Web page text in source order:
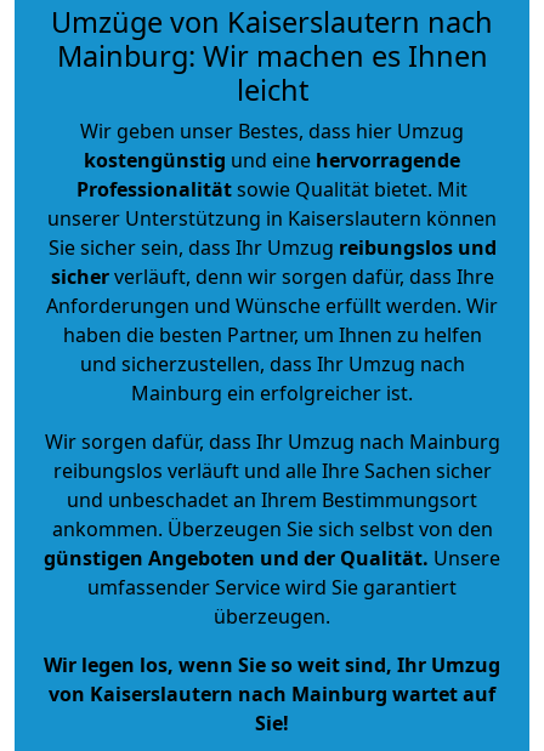
Umzüge von Kaiserslautern nach
Mainburg: Wir machen es Ihnen
leicht
Wir geben unser Bestes, dass hier Umzug
kostengünstig und eine hervorragende
Professionalitätsowie Qualität bietet. Mit
unserer Unterstützung in Kaiserslautern können
Sie sicher sein, dass Ihr Umzug reibungslos und
sicherverläuft, denn wir sorgen dafür, dass Ihre
Anforderungen und Wünsche erfüllt werden. Wir
haben die besten Partner, um Ihnen zu helfen
und sicherzustellen, dass Ihr Umzug nach
Mainburg ein erfolgreicher ist.
Wir sorgen dafür, dass Ihr Umzug nach Mainburg
reibungslos verläuft und alle Ihre Sachen sicher
und unbeschadet an Ihrem Bestimmungsort
ankommen. Überzeugen Sie sich selbst von den
günstigen Angeboten und der Qualität. Unsere
umfassender Service wird Sie garantiert
überzeugen.
Wir legen los, wenn Sie so weit sind, Ihr Umzug
von Kaiserslautern nach Mainburg wartet auf
Sie!